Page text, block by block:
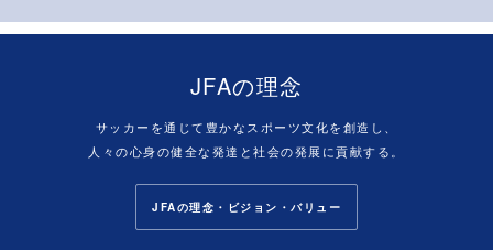
JFAの理念
サッカーを通じて豊かなスポーツ文化を創造し、
人々の心身の健全な発達と社会の発展に貢献する。
JFAの理念・ビジョン・バリュー